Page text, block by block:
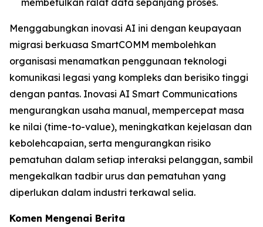
Menggabungkan inovasi AI ini dengan keupayaan
migrasi berkuasa SmartCOMM membolehkan
organisasi menamatkan penggunaan teknologi
komunikasi legasi yang kompleks dan berisiko tinggi
dengan pantas. Inovasi AI Smart Communications
mengurangkan usaha manual, mempercepat masa
ke nilai (time-to-value), meningkatkan kejelasan dan
kebolehcapaian, serta mengurangkan risiko
pematuhan dalam setiap interaksi pelanggan, sambil
mengekalkan tadbir urus dan pematuhan yang
diperlukan dalam industri terkawal selia.
Komen Mengenai Berita